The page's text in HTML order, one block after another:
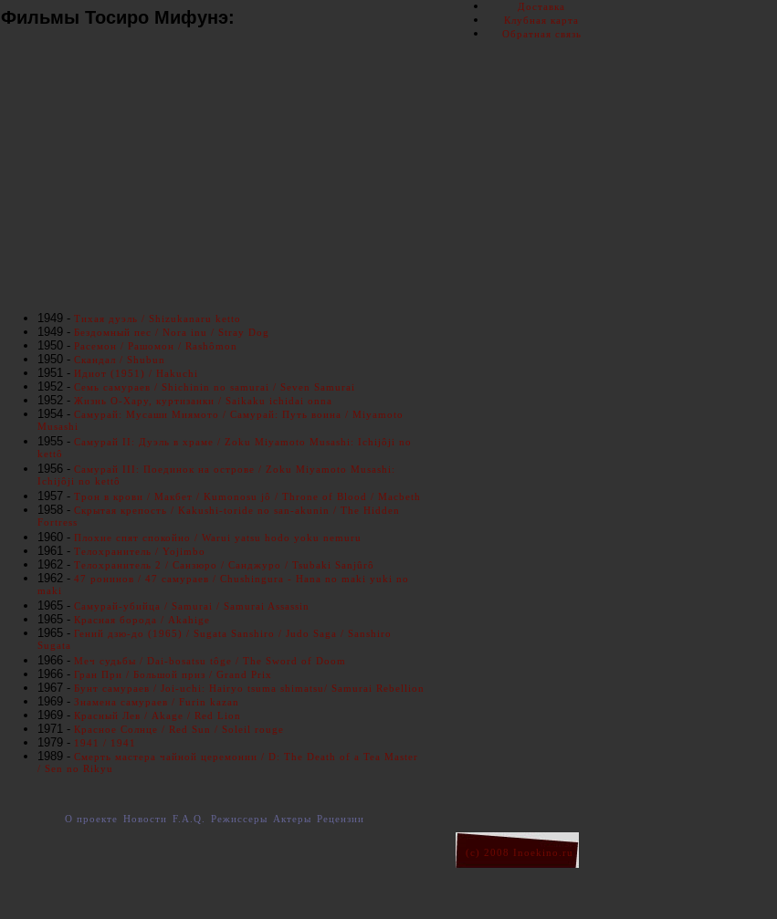
Фильмы Тосиро Мифунэ:
1949 - Тихая дуэль / Shizukanaru ketto
1949 - Бездомный пес / Nora inu / Stray Dog
1950 - Расемон / Рашомон / Rashômon
1950 - Скандал / Shubun
1951 - Идиот (1951) / Hakuchi
1952 - Семь самураев / Shichinin no samurai / Seven Samurai
1952 - Жизнь О-Хару, куртизанки / Saikaku ichidai onna
1954 - Самурай: Мусаши Миямото / Самурай: Путь воина / Miyamoto
Musashi
1955 - Самурай II: Дуэль в храме / Zoku Miyamoto Musashi: Ichijôji no
kettô
1956 - Самурай III: Поединок на острове / Zoku Miyamoto Musashi:
Ichijôji no kettô
1957 - Трон в крови / Макбет / Kumonosu jô / Throne of Blood / Macbeth
1958 - Скрытая крепость / Kakushi-toride no san-akunin / The Hidden
Fortress
1960 - Плохие спят спокойно / Warui yatsu hodo yoku nemuru
1961 - Телохранитель / Yojimbo
1962 - Телохранитель 2 / Санзюро / Санджуро / Tsubaki Sanjûrô
1962 - 47 ронинов / 47 самураев / Chushingura - Hana no maki yuki no
maki
1965 - Самурай-убийца / Samurai / Samurai Assassin
1965 - Красная борода / Akahige
1965 - Гений дзю-до (1965) / Sugata Sanshiro / Judo Saga / Sanshiro
Sugata
1966 - Меч судьбы / Dai-bosatsu tôge / The Sword of Doom
1966 - Гран При / Большой приз / Grand Prix
1967 - Бунт самураев / Joi-uchi: Hairyo tsuma shimatsu/ Samurai Rebellion
1969 - Знамена самураев / Furin kazan
1969 - Красный Лев / Akage / Red Lion
1971 - Красное Солнце / Red Sun / Soleil rouge
1979 - 1941 / 1941
1989 - Смерть мастера чайной церемонии / D: The Death of a Tea Master
/ Sen no Rikyu
Доставка
Клубная карта
Обратная связь
(c) 2008 Inoekino.ru
О проекте Новости F.A.Q. Режиссеры Актеры Рецензии